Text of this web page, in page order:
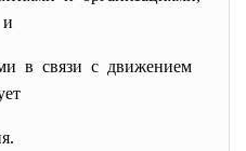
и
в связи с движением